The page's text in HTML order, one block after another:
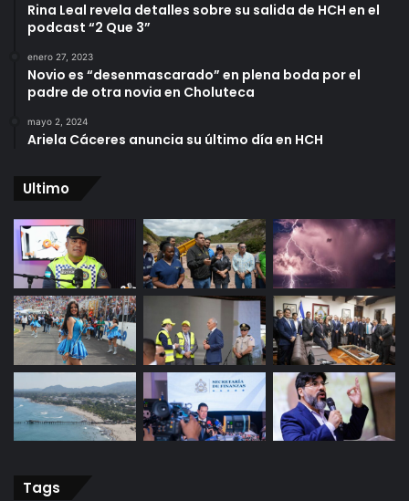
Rina Leal revela detalles sobre su salida de HCH en el
podcast “2 Que 3”
enero 27, 2023
Novio es “desenmascarado” en plena boda por el
padre de otra novia en Choluteca
mayo 2, 2024
Ariela Cáceres anuncia su último día en HCH
Ultimo
Tags